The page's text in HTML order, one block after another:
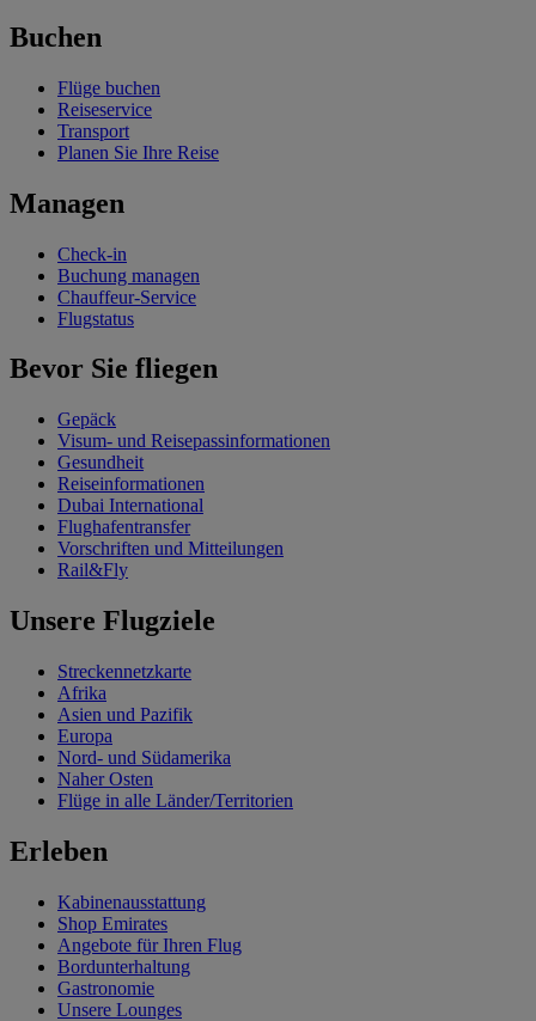
Buchen
Flüge buchen
Reiseservice
Transport
Planen Sie Ihre Reise
Managen
Check-in
Buchung managen
Chauffeur-Service
Flugstatus
Bevor Sie fliegen
Gepäck
Visum- und Reisepassinformationen
Gesundheit
Reiseinformationen
Dubai International
Flughafentransfer
Vorschriften und Mitteilungen
Rail&Fly
Unsere Flugziele
Streckennetzkarte
Afrika
Asien und Pazifik
Europa
Nord- und Südamerika
Naher Osten
Flüge in alle Länder/Territorien
Erleben
Kabinenausstattung
Shop Emirates
Angebote für Ihren Flug
Bordunterhaltung
Gastronomie
Unsere Lounges